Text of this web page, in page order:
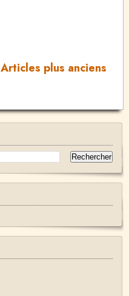
Articles plus anciens